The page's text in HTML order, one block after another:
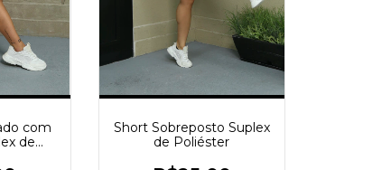
com
de
Short Sobreposto Suplex
de Poliéster